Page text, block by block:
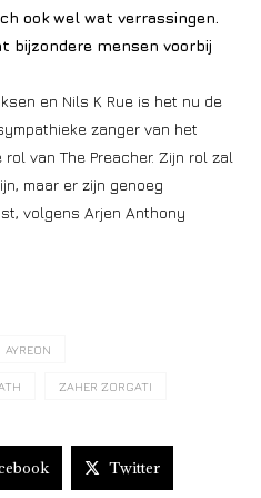
ook wel wat verrassingen.
bijzondere mensen voorbij
en Nils K Rue is het nu de
zanger van het
van The Preacher. Zijn rol zal
maar er zijn genoeg
volgens Arjen Anthony
AYREON
ZAHER ZORGATI
Twitter